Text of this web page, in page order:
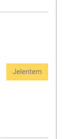
Jelentem